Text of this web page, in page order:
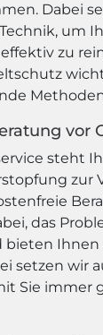
Dabei
um
zu
vor
steht
zur
das
bieten
setzen wir
Sie immer